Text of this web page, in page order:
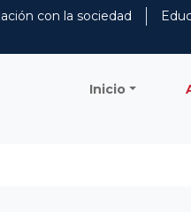
con la sociedad
Inicio